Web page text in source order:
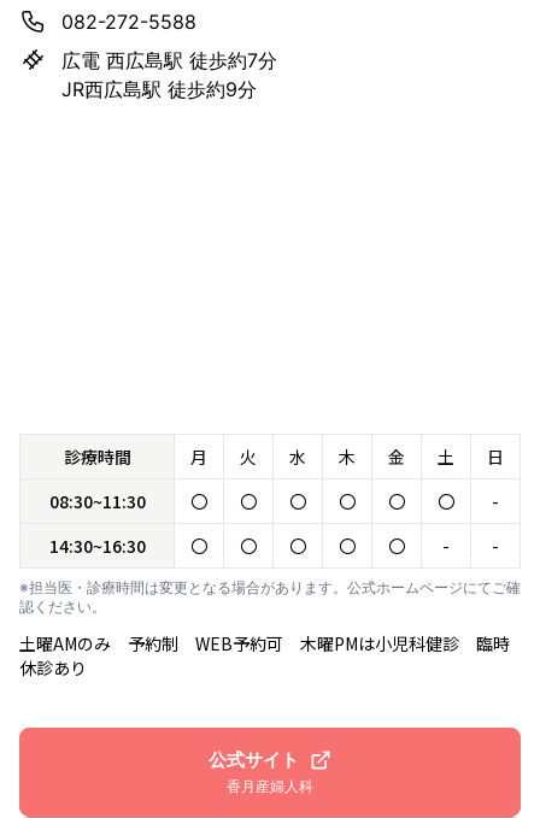
082-272-5588
広電 西広島駅 徒歩約7分
JR西広島駅 徒歩約9分
診療時間 月 火 水 木 金 土
日
08:30~11:30
〇 〇 〇 〇 〇 〇
-
14:30~16:30
〇 〇 〇 〇 〇 - -
※担当医・診療時間は変更となる場合があります。公式ホームページにてご確
認ください。
土曜AMのみ 予約制 WEB予約可 木曜PMは小児科健診 臨時
休診あり
公式サイト
香月産婦人科